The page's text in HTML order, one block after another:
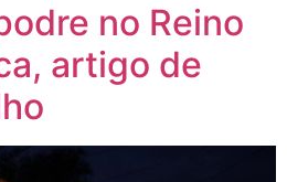
no Reino
artigo de